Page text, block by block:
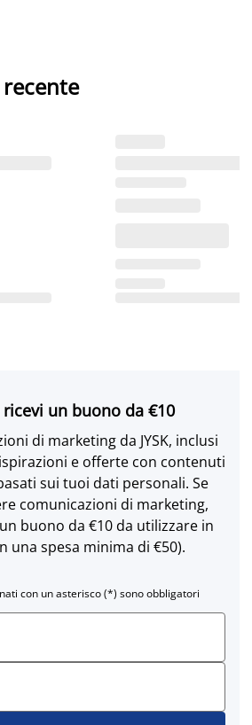
un buono da €10
di marketing da JYSK, inclusi
e offerte con contenuti
sui tuoi dati personali. Se
comunicazioni di marketing,
buono da €10 da utilizzare in
una spesa minima di €50).
con un asterisco (*) sono obbligatori